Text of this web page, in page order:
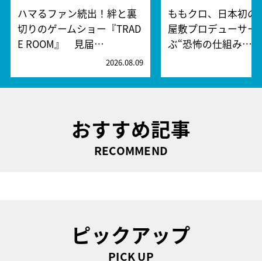
ハマるファン続出！絆と裏
切りのゲームショー『TRAD
E ROOM』 見届…
2026.08.09
ももクロ、日本初の
屋敷プロデューサー
ぶ“恐怖の仕組み…
おすすめ記事
RECOMMEND
ピックアップ
PICK UP